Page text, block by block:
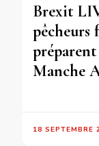
Brexit
pêcheurs
Manche
18 SEPTEMBRE